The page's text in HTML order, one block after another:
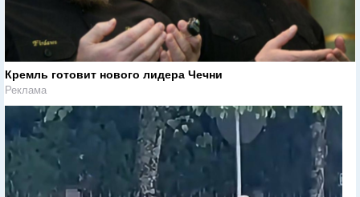
Кремль готовит нового лидера Чечни
Реклама